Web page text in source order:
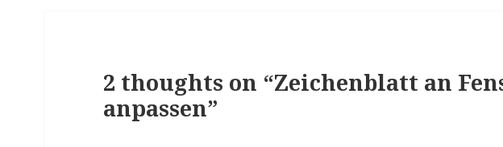
2 thoughts on “Zeichenblatt an
anpassen”